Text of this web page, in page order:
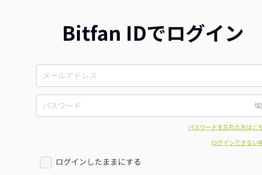
Bitfan IDでログイン
パスワードを忘れた方はこ
ログインできない
ログインしたままにする